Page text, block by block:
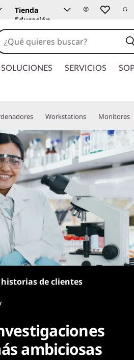
Tienda
Educación
Lenovo
SOLUCIONES SERVICIOS
Workstations Monitores
de clientes
ambiciosas